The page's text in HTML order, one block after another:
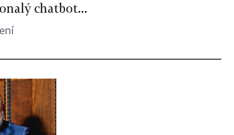
chatbot...